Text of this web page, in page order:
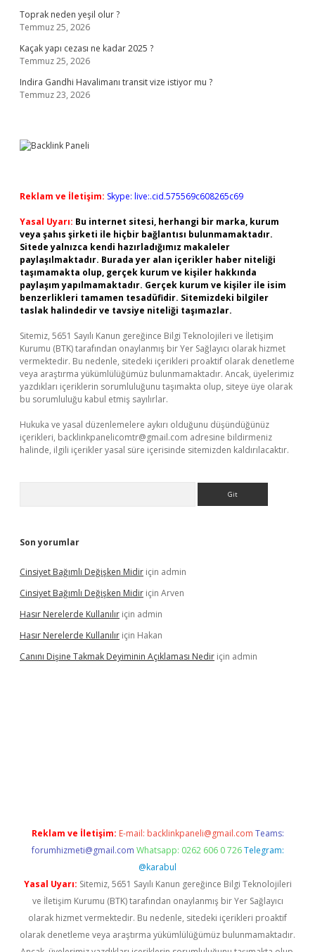
Toprak neden yeşil olur ?
Temmuz 25, 2026
Kaçak yapı cezası ne kadar 2025 ?
Temmuz 25, 2026
Indira Gandhi Havalimanı transit vize istiyor mu ?
Temmuz 23, 2026
Reklam ve İletişim: Skype: live:.cid.575569c608265c69
Yasal Uyarı: Bu internet sitesi, herhangi bir marka, kurum
veya şahıs şirketi ile hiçbir bağlantısı bulunmamaktadır.
Sitede yalnızca kendi hazırladığımız makaleler
paylaşılmaktadır. Burada yer alan içerikler haber niteliği
taşımamakta olup, gerçek kurum ve kişiler hakkında
paylaşım yapılmamaktadır. Gerçek kurum ve kişiler ile isim
benzerlikleri tamamen tesadüfidir. Sitemizdeki bilgiler
taslak halindedir ve tavsiye niteliği taşımazlar.
Sitemiz, 5651 Sayılı Kanun gereğince Bilgi Teknolojileri ve İletişim
Kurumu (BTK) tarafından onaylanmış bir Yer Sağlayıcı olarak hizmet
vermektedir. Bu nedenle, sitedeki içerikleri proaktif olarak denetleme
veya araştırma yükümlülüğümüz bulunmamaktadır. Ancak, üyelerimiz
yazdıkları içeriklerin sorumluluğunu taşımakta olup, siteye üye olarak
bu sorumluluğu kabul etmiş sayılırlar.
Hukuka ve yasal düzenlemelere aykırı olduğunu düşündüğünüz
içerikleri, backlinkpanelicomtr@gmail.com adresine bildirmeniz
halinde, ilgili içerikler yasal süre içerisinde sitemizden kaldırılacaktır.
Son yorumlar
Cinsiyet Bağımlı Değişken Midir için admin
Cinsiyet Bağımlı Değişken Midir için Arven
Hasır Nerelerde Kullanılır için admin
Hasır Nerelerde Kullanılır için Hakan
Canını Dişine Takmak Deyiminin Açıklaması Nedir için admin
Reklam ve İletişim: E-mail: backlinkpaneli@gmail.com Teams:
forumhizmeti@gmail.com Whatsapp: 0262 606 0 726 Telegram:
@karabul
Yasal Uyarı: Sitemiz, 5651 Sayılı Kanun gereğince Bilgi Teknolojileri
ve İletişim Kurumu (BTK) tarafından onaylanmış bir Yer Sağlayıcı
olarak hizmet vermektedir. Bu nedenle, sitedeki içerikleri proaktif
olarak denetleme veya araştırma yükümlülüğümüz bulunmamaktadır.